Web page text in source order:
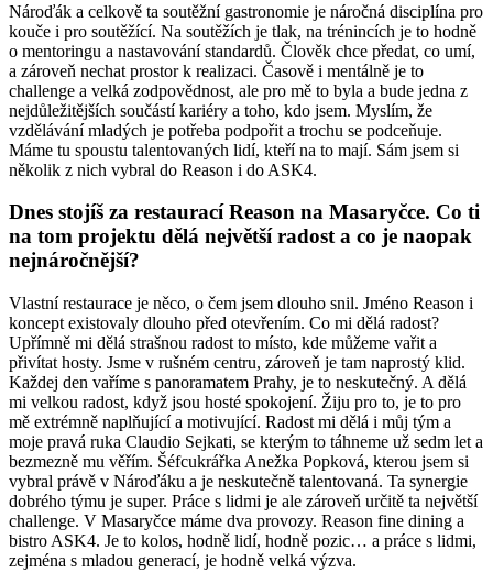
Nároďák a celkově ta soutěžní gastronomie je náročná disciplína pro
kouče i pro soutěžící. Na soutěžích je tlak, na trénincích je to hodně
o mentoringu a nastavování standardů. Člověk chce předat, co umí,
a zároveň nechat prostor k realizaci. Časově i mentálně je to
challenge a velká zodpovědnost, ale pro mě to byla a bude jedna z
nejdůležitějších součástí kariéry a toho, kdo jsem. Myslím, že
vzdělávání mladých je potřeba podpořit a trochu se podceňuje.
Máme tu spoustu talentovaných lidí, kteří na to mají. Sám jsem si
několik z nich vybral do Reason i do ASK4.
Dnes stojíš za restaurací Reason na Masaryčce. Co ti
na tom projektu dělá největší radost a co je naopak
nejnáročnější?
Vlastní restaurace je něco, o čem jsem dlouho snil. Jméno Reason i
koncept existovaly dlouho před otevřením. Co mi dělá radost?
Upřímně mi dělá strašnou radost to místo, kde můžeme vařit a
přivítat hosty. Jsme v rušném centru, zároveň je tam naprostý klid.
Každej den vaříme s panoramatem Prahy, je to neskutečný. A dělá
mi velkou radost, když jsou hosté spokojení. Žiju pro to, je to pro
mě extrémně naplňující a motivující. Radost mi dělá i můj tým a
moje pravá ruka Claudio Sejkati, se kterým to táhneme už sedm let a
bezmezně mu věřím. Šéfcukrářka Anežka Popková, kterou jsem si
vybral právě v Nároďáku a je neskutečně talentovaná. Ta synergie
dobrého týmu je super. Práce s lidmi je ale zároveň určitě ta největší
challenge. V Masaryčce máme dva provozy. Reason fine dining a
bistro ASK4. Je to kolos, hodně lidí, hodně pozic… a práce s lidmi,
zejména s mladou generací, je hodně velká výzva.